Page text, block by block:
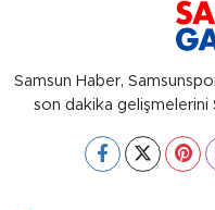
Samsun Haber,
son dakika gelişmelerini